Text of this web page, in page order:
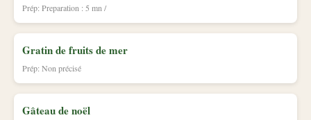
Prép: Preparation : 5 mn /
Gratin de fruits de mer
Prép: Non précisé
Gâteau de noël